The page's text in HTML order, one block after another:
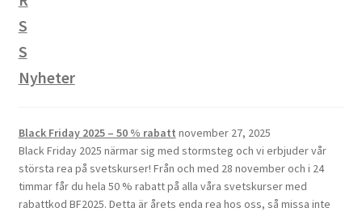
Nyheter
Black Friday 2025 – 50 % rabatt november 27, 2025
Black Friday 2025 närmar sig med stormsteg och vi erbjuder vår
största rea på svetskurser! Från och med 28 november och i 24
timmar får du hela 50 % rabatt på alla våra svetskurser med
rabattkod BF2025. Detta är årets enda rea hos oss, så missa inte